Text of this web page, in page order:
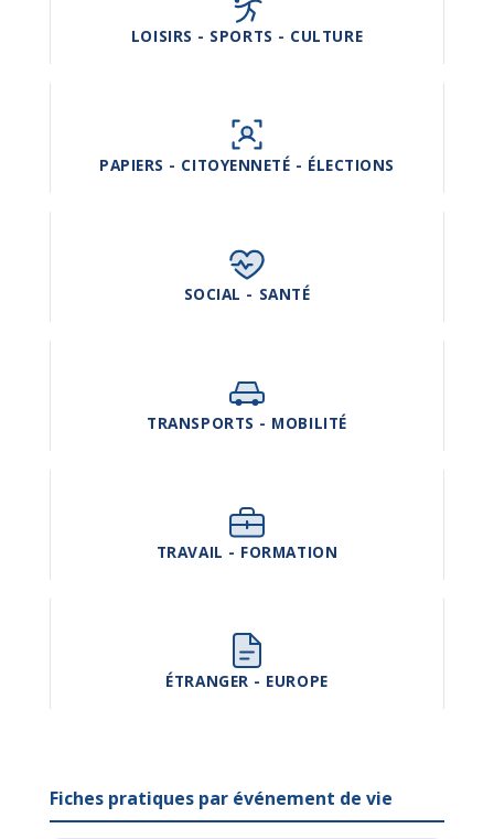
LOISIRS - SPORTS - CULTURE
PAPIERS - CITOYENNETÉ - ÉLECTIONS
SOCIAL - SANTÉ
TRANSPORTS - MOBILITÉ
TRAVAIL - FORMATION
ÉTRANGER - EUROPE
Fiches pratiques par événement de vie